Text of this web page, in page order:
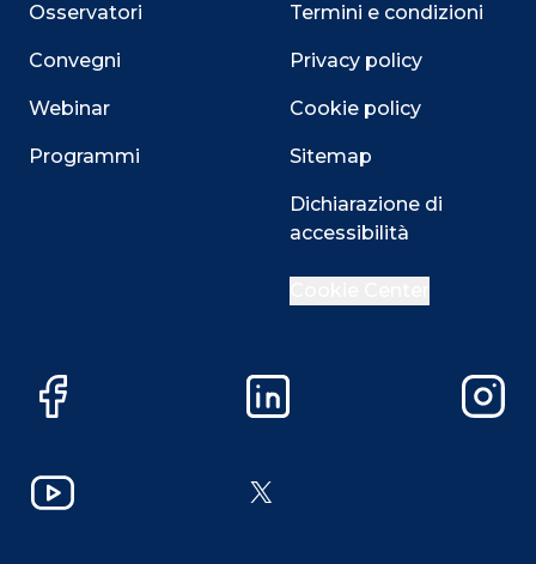
Osservatori
Convegni
Webinar
Programmi
Termini e condizioni
Privacy policy
Cookie policy
Sitemap
Dichiarazione di
accessibilità
Facebook LinkedIn
YouTube X